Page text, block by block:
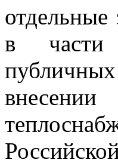
отдельные
в части